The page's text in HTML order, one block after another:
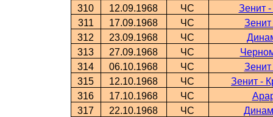
310
12.09.1968 ЧС
Зенит
311
17.09.1968 ЧС
312
23.09.1968 ЧС
313
27.09.1968 ЧС
314
06.10.1968 ЧС
315
12.10.1968 ЧС
Зенит -
316
17.10.1968 ЧС
317
22.10.1968 ЧС